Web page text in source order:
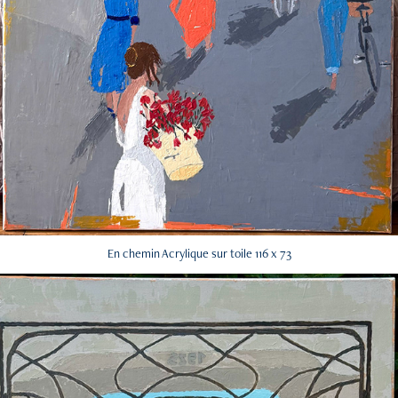
En chemin Acrylique sur toile 116 x 73